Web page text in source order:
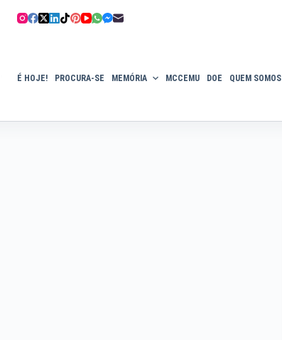
É HOJE! PROCURA-SE MEMÓRIA MCCEMU DOE QUEM SOMOS